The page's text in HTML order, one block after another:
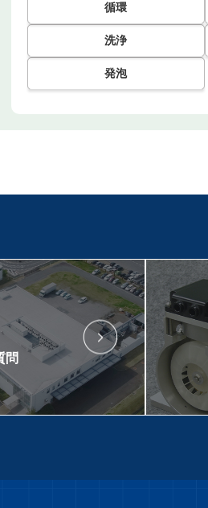
循環
洗浄
発泡
問